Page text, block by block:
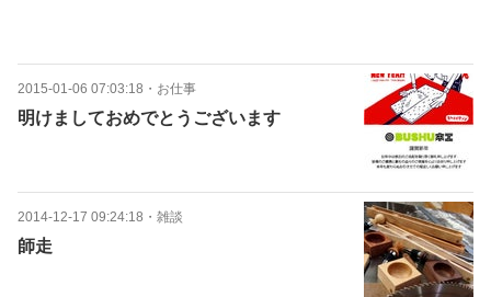
2015-01-06 07:03:18 ・ お仕事
明けましておめでとうございます
2014-12-17 09:24:18 ・ 雑談
師走